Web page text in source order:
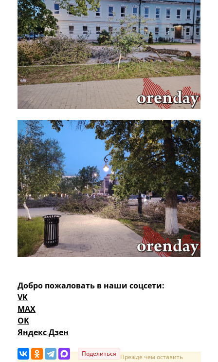
Добро пожаловать в наши соцсети:
VK
MAX
OK
Яндекс Дзен
Поделиться Прежде чем оставить